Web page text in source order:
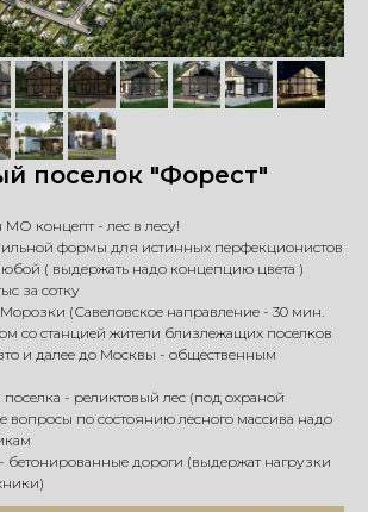
поселок "Форест"
концепт - лес в лесу!
формы для истинных перфекционистов
( выдержать надо концепцию цвета )
за сотку
(Савеловское направление - 30 мин.
со станцией жители близлежащих поселков
и далее до Москвы - общественным
- реликтовый лес (под охраной
вопросы по состоянию лесного массива надо
бетонированные дороги (выдержат нагрузки